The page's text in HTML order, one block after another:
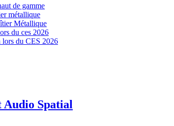
de gamme
Métallique
lors du CES 2026
Spatial